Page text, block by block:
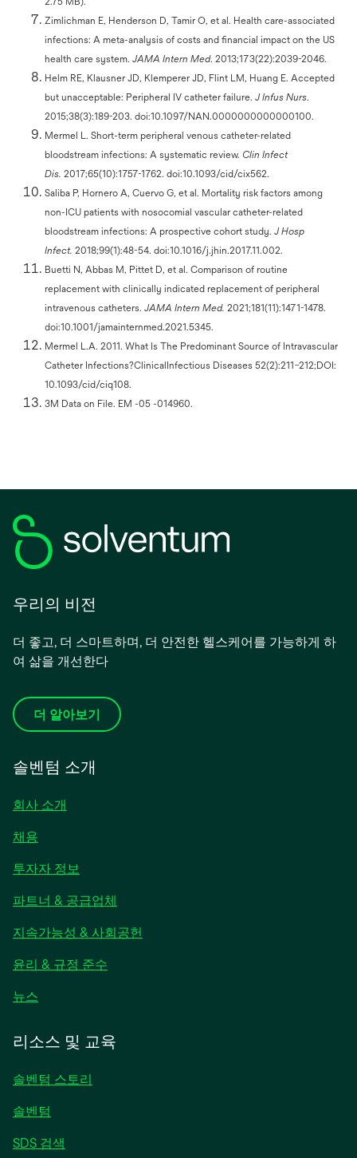
Zimlichman E, Henderson D, Tamir O, et al. Health care-associated
infections: A meta-analysis of costs and financial impact on the US
health care system. JAMA Intern Med. 2013;173(22):2039-2046.
Helm RE, Klausner JD, Klemperer JD, Flint LM, Huang E. Accepted
but unacceptable: Peripheral IV catheter failure. J Infus Nurs.
2015;38(3):189-203. doi:10.1097/NAN.0000000000000100.
Mermel L. Short-term peripheral venous catheter-related
bloodstream infections: A systematic review. Clin Infect
Dis. 2017;65(10):1757-1762. doi:10.1093/cid/cix562.
Saliba P, Hornero A, Cuervo G, et al. Mortality risk factors among
non-ICU patients with nosocomial vascular catheter-related
bloodstream infections: A prospective cohort study. J Hosp
Infect. 2018;99(1):48-54. doi:10.1016/j.jhin.2017.11.002.
Buetti N, Abbas M, Pittet D, et al. Comparison of routine
replacement with clinically indicated replacement of peripheral
intravenous catheters. JAMA Intern Med. 2021;181(11):1471-1478.
doi:10.1001/jamainternmed.2021.5345.
Mermel L.A. 2011. What Is The Predominant Source of Intravascular
Catheter Infections?ClinicalInfectious Diseases 52(2):211–212;DOI:
10.1093/cid/ciq108.
3M Data on File. EM -05 -014960.
우리의 비전
더 좋고, 더 스마트하며, 더 안전한 헬스케어를 가능하게 하
여 삶을 개선한다
더 알아보기
솔벤텀 소개
회사 소개
채용
투자자 정보
에
서
림
파트너 & 공급업체
지속가능성 & 사회공헌
윤리 & 규정 준수
뉴스
에
서
열
림
리소스 및 교육
솔벤텀 스토리
솔벤텀
SDS 검색